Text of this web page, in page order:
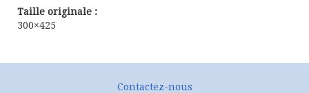
Taille originale :
300×425
Contactez-nous